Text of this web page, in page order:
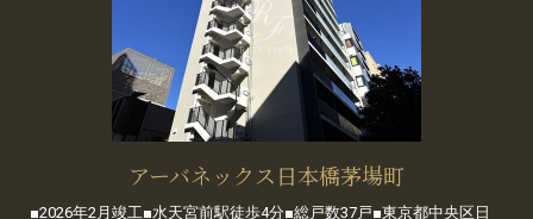
アーバネックス日本橋茅場町
■2026年2月竣工■水天宮前駅徒歩4分■総戸数37戸■東京都中央区日